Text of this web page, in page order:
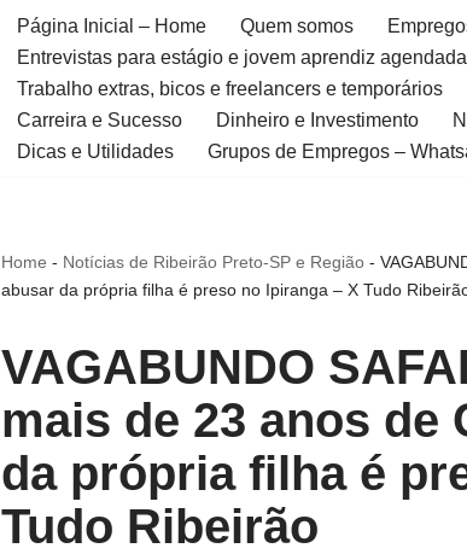
Página Inicial – Home Quem somos
Entrevistas para estágio e jovem aprendiz
Trabalho extras, bicos e freelancers e temporários
Carreira e Sucesso
Dinheiro e Investimento
Dicas e Utilidades
Grupos de Empregos –
Home - Notícias de Ribeirão Preto-SP e Região-
abusar da própria filha é preso no Ipiranga – X Tudo
VAGABUNDO
mais de 23 anos de
da própria filha é
Tudo Ribeirão